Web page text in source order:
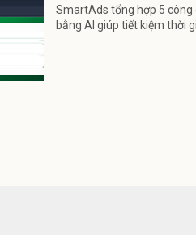
SmartAds tổng hợp 5
bằng AI giúp tiết kiệm thời